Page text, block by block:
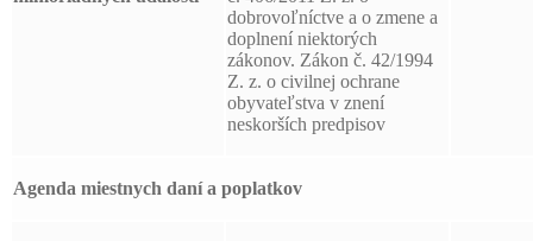
dobrovoľníctve a o zmene a
doplnení niektorých
zákonov. Zákon č. 42/1994
Z. z. o civilnej ochrane
obyvateľstva v znení
neskorších predpisov
Agenda miestnych daní a poplatkov